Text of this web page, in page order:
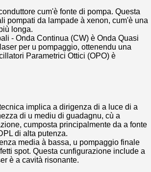
cum'è fonte di pompa. Questa
pompati da lampade à xenon, cum'è una
longa.
- Onda Continua (CW) è Onda Quasi
per u pompaggio, ottenendu una
Parametrici Ottici (OPO) è
implica a dirigenza di a luce di a
di u mediu di guadagnu, cù a
cumposta principalmente da a fonte
di alta putenza.
media à bassa, u pompaggio finale
spot. Questa cunfigurazione include a
è a cavità risonante.